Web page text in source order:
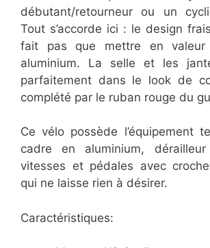
débutant/retourneur ou un
Tout s’accorde ici : le design
fait pas que mettre en
aluminium. La selle et les
parfaitement dans le look de
complété par le ruban rouge du
Ce vélo possède l’équipement
cadre en aluminium,
vitesses et pédales avec
qui ne laisse rien à désirer.
Caractéristiques: